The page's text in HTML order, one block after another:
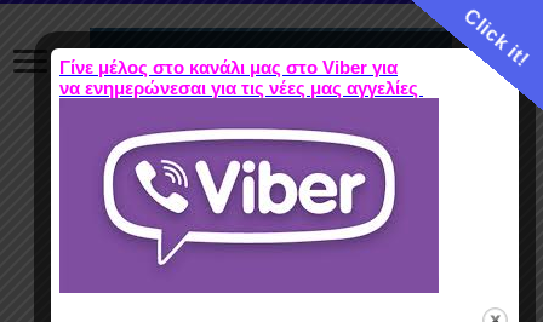
Click it!
Γίνε μέλος στο κανάλι μας στο Viber για
να ενημερώνεσαι για τις νέες μας αγγελίες